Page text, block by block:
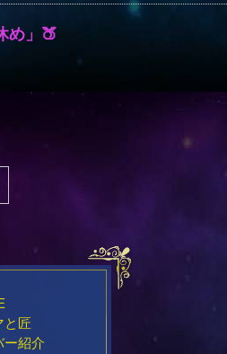
め」🍑
と匠
ー紹介